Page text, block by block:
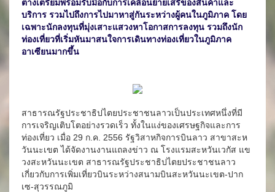
ต่างเตรียมพร้อมรับมือกับการเคลื่อนย้ายเสรีของสินค้าและ
บริการ รวมไปถึงการไปมาหาสู่กันระหว่างผู้คนในภูมิภาค โดย
เฉพาะนักลงทุนที่มุ่งเสาะแสวงหาโอกาสการลงทุน รวมถึงนัก
ท่องเที่ยวที่เริ่มหันมาสนใจการเดินทางท่องเที่ยวในภูมิภาค
อาเซียนมากขึ้น
สาธารณรัฐประชาธิปไตยประชาชนลาวเป็นประเทศหนึ่งที่มี
การเจริญเติบโตอย่างรวดเร็ว ทั้งในแง่ของเศรษฐกิจและการ
ท่องเที่ยว เมื่อ 29 ก.ค. 2556 รัฐวิสาหกิจการบินลาว สาขาสะห
วันนะเขต ได้จัดงานงานแถลงข่าว ณ โรงแรมสะหวันเวกัส แข
วงสะหวันนะเขต สาธารณรัฐประชาธิปไตยประชาชนลาว
เกี่ยวกับการเพิ่มเที่ยวบินระหว่างสนามบินสะหวันนะเขต-ปาก
เซ-สุวรรณภูมิ